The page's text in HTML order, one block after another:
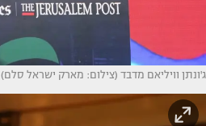
ג'ונתן וויליאם מדבד (צילום: מארק ישראל סלם)